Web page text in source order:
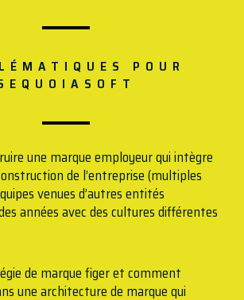
POUR
une marque employeur qui intègre
de l’entreprise (multiples
venues d’autres entités
années avec des cultures différentes
de marque figer et comment
une architecture de marque qui